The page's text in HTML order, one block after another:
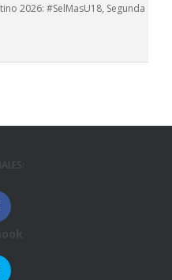
2026: #SelMasU18, Segunda